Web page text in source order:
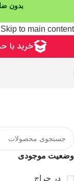
بدون
Skip to main content
وضعیت موجودی
در حراج